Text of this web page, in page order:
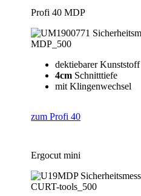
Profi 40 MDP
dektiebarer Kunststoff
4cm Schnitttiefe
mit Klingenwechsel
zum Profi 40
Ergocut mini